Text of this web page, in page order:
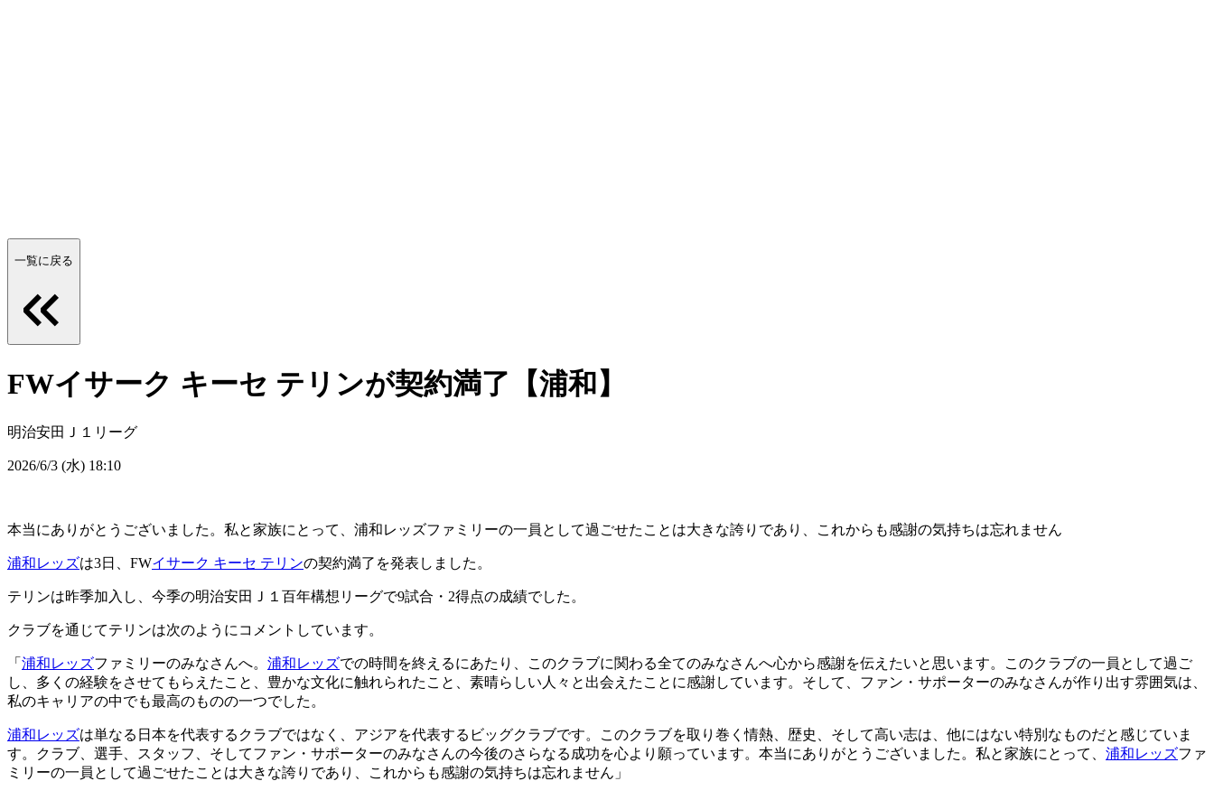
一覧に戻る
FWイサーク キーセ テリンが契約満了【浦和】
明治安田Ｊ１リーグ
2026/6/3 (水) 18:10
本当にありがとうございました。私と家族にとって、浦和レッズファミリーの一員として過ごせたことは大きな誇りであり、これからも感謝の気持ちは忘れません
浦和レッズは3日、FWイサーク キーセ テリンの契約満了を発表しました。
テリンは昨季加入し、今季の明治安田Ｊ１百年構想リーグで9試合・2得点の成績でした。
クラブを通じてテリンは次のようにコメントしています。
「 浦和レッズファミリーのみなさんへ。 浦和レッズでの時間を終えるにあたり、このクラブに関わる全てのみなさんへ心から感謝を伝えたいと思います。このクラブの一員として過ご
し、多くの経験をさせてもらえたこと、豊かな文化に触れられたこと、素晴らしい人々と出会えたことに感謝しています。そして、ファン・サポーターのみなさんが作り出す雰囲気は、
私のキャリアの中でも最高のものの一つでした。
浦和レッズは単なる日本を代表するクラブではなく、アジアを代表するビッグクラブです。このクラブを取り巻く情熱、歴史、そして高い志は、他にはない特別なものだと感じていま
す。クラブ、選手、スタッフ、そしてファン・サポーターのみなさんの今後のさらなる成功を心より願っています。本当にありがとうございました。私と家族にとって、 浦和レッズファ
ミリーの一員として過ごせたことは大きな誇りであり、これからも感謝の気持ちは忘れません」